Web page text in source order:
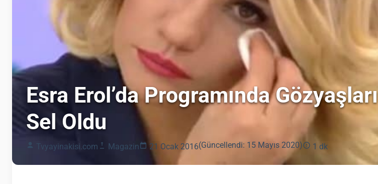
Esra Erol’da Programında Gözyaşları
Sel Oldu
Tvyayinakisi.com Magazin 21 Ocak 2016(Güncellendi: 15 Mayıs 2020) 1 dk